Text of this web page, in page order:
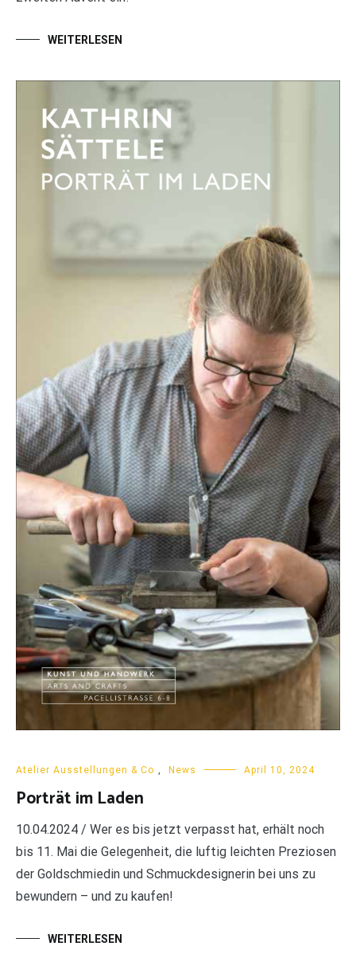
WEITERLESEN
Atelier Ausstellungen & Co News April 10, 2024
Porträt im Laden
10.04.2024 / Wer es bis jetzt verpasst hat, erhält noch
bis 11. Mai die Gelegenheit, die luftig leichten Preziosen
der Goldschmiedin und Schmuckdesignerin bei uns zu
bewundern – und zu kaufen!
WEITERLESEN